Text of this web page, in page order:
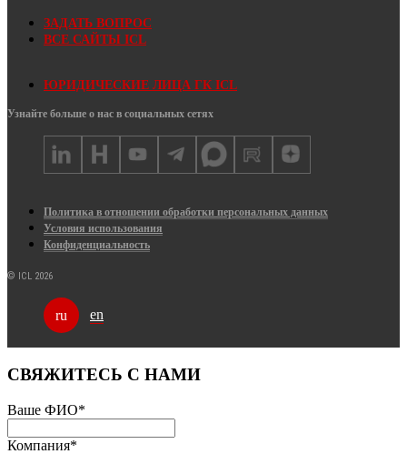
ЗАДАТЬ ВОПРОС
ВСЕ САЙТЫ ICL
ЮРИДИЧЕСКИЕ ЛИЦА ГК ICL
Узнайте больше о нас в социальных сетях
Политика в отношении обработки персональных данных
Условия использования
Конфиденциальность
© ICL 2026
ru en
СВЯЖИТЕСЬ С НАМИ
Ваше ФИО*
Компания*